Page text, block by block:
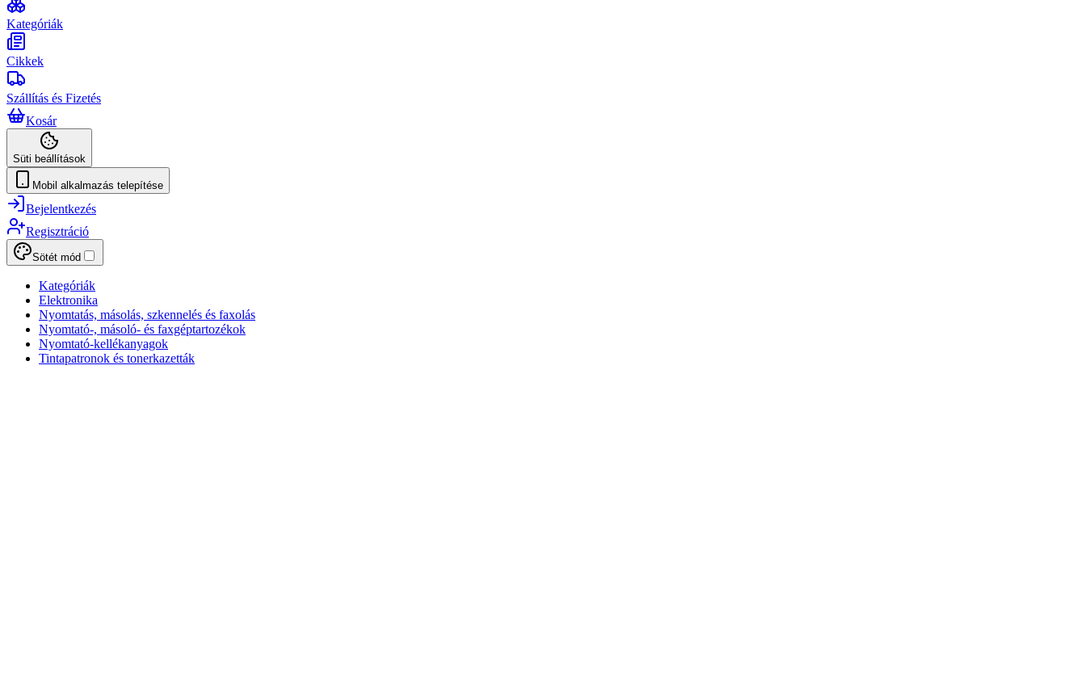
Kategóriák
Cikkek
Szállítás és Fizetés
Kosár
Süti beállítások
Mobil alkalmazás telepítése
Bejelentkezés
Regisztráció
Sötét mód
Kategóriák
Elektronika
Nyomtatás, másolás, szkennelés és faxolás
Nyomtató-, másoló- és faxgéptartozékok
Nyomtató-kellékanyagok
Tintapatronok és tonerkazetták